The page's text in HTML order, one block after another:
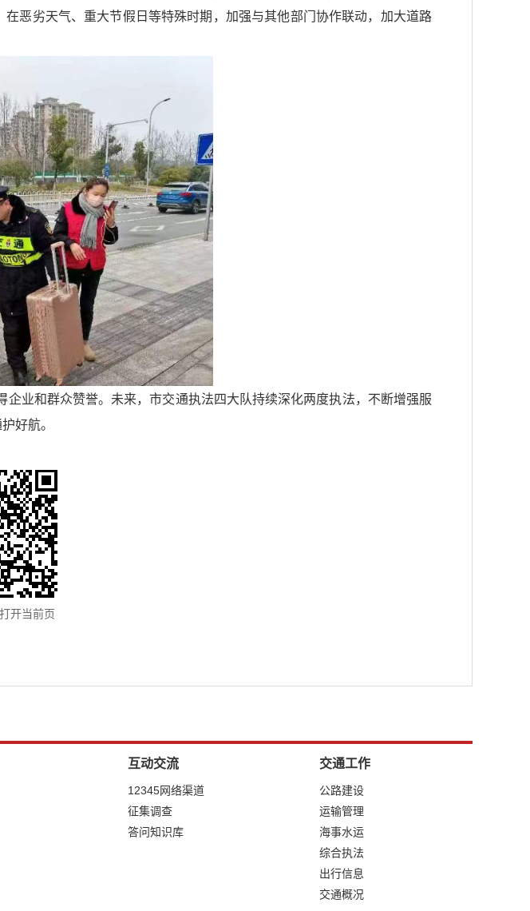
恶劣天气、重大节假日等特殊时期，加强与其他部门协作联动，加大道路
业和群众赞誉。未来，市交通执法四大队持续深化两度执法，不断增强服
好航。
开当前页
互动交流
12345网络渠道
征集调查
答问知识库
交通工作
公路建设
运输管理
海事水运
综合执法
出行信息
交通概况